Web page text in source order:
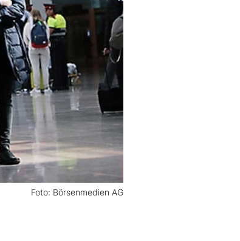
Foto: Börsenmedien AG